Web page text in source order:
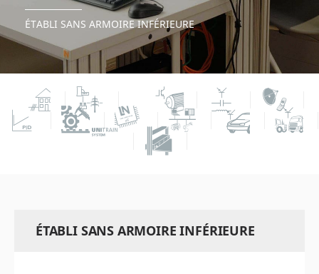
ÉTABLI SANS ARMOIRE INFÉRIEURE
ÉTABLI SANS ARMOIRE INFÉRIEURE